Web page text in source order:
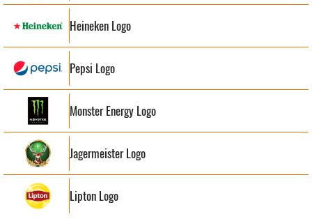
Heineken Logo
Pepsi Logo
Monster Energy Logo
Jagermeister Logo
Lipton Logo